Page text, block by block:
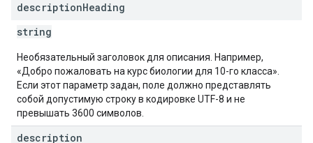
descriptionHeading
string
Необязательный заголовок для описания. Например,
«Добро пожаловать на курс биологии для 10-го класса».
Если этот параметр задан, поле должно представлять
собой допустимую строку в кодировке UTF-8 и не
превышать 3600 символов.
description